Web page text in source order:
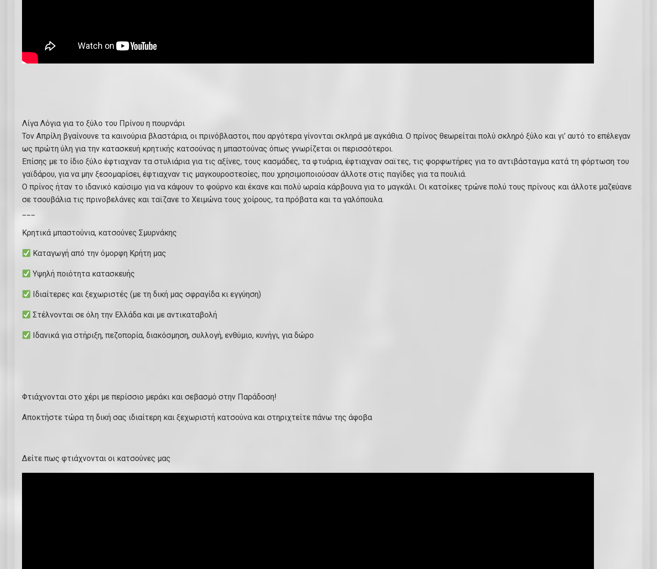
Λίγα Λόγια για το ξύλο του Πρίνου η πουρνάρι
Τον Απρίλη βγαίνουνε τα καινούρια βλαστάρια, οι πρινόβλαστοι, που αργότερα γίνονται σκληρά με αγκάθια. Ο πρίνος θεωρείται πολύ σκληρό ξύλο και γι’ αυτό το επέλεγαν
ως πρώτη ύλη για την κατασκευή κρητικής κατσούνας η μπαστούνας όπως γνωρίζεται οι περισσότεροι.
Επίσης με το ίδιο ξύλο έφτιαχναν τα στυλιάρια για τις αξίνες, τους κασμάδες, τα φτυάρια, έφτιαχναν σαϊτες, τις φορφωτήρες για το αντιβάσταγμα κατά τη φόρτωση του
γαϊδάρου, για να μην ξεσομαρίσει, έφτιαχναν τις μαγκουροστεσίες, που χρησιμοποιούσαν άλλοτε στις παγίδες για τα πουλιά.
Ο πρίνος ήταν το ιδανικό καύσιμο για να κάψουν το φούρνο και έκανε και πολύ ωραία κάρβουνα για το μαγκάλι. Οι κατσίκες τρώνε πολύ τους πρίνους και άλλοτε μαζεύανε
σε τσουβάλια τις πρινοβελάνες και ταϊζανε το Χειμώνα τους χοίρους, τα πρόβατα και τα γαλόπουλα.
Κρητικά μπαστούνια, κατσούνες Σμυρνάκης
Καταγωγή από την όμορφη Κρήτη μας
Υψηλή ποιότητα κατασκευής
Ιδιαίτερες και ξεχωριστές (με τη δική μας σφραγίδα κι εγγύηση)
Στέλνονται σε όλη την Ελλάδα και με αντικαταβολή
Ιδανικά για στήριξη, πεζοπορία, διακόσμηση, συλλογή, ενθύμιο, κυνήγι, για δώρο
Φτιάχνονται στο χέρι με περίσσιο μεράκι και σεβασμό στην Παράδοση!
Αποκτήστε τώρα τη δική σας ιδιαίτερη και ξεχωριστή κατσούνα και στηριχτείτε πάνω της άφοβα
Δείτε πως φτιάχνονται οι κατσούνες μας